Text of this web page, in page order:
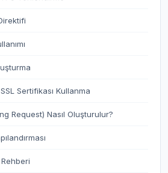
Sertifikası Kullanma
Request) Nasıl Oluşturulur?
Rehberi